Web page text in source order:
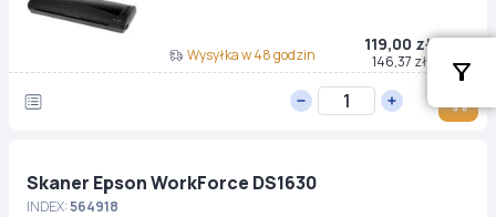
Wysyłka w 48 godzin
119,00 zł
146,37 zł (brutto)
Skaner Epson WorkForce DS1630
INDEX:564918